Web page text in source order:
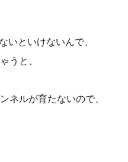
いといけないんで、
うと、
ネルが育たないので、